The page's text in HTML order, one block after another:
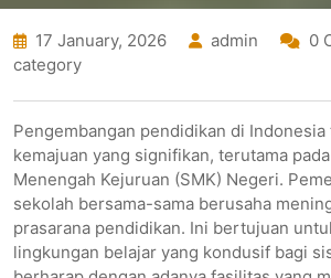
17 January, 2026 admin 0
category
Pengembangan pendidikan di
kemajuan yang signifikan, terutama
Menengah Kejuruan (SMK) Negeri.
sekolah bersama-sama berusaha
prasarana pendidikan. Ini bertujuan
lingkungan belajar yang kondusif bagi